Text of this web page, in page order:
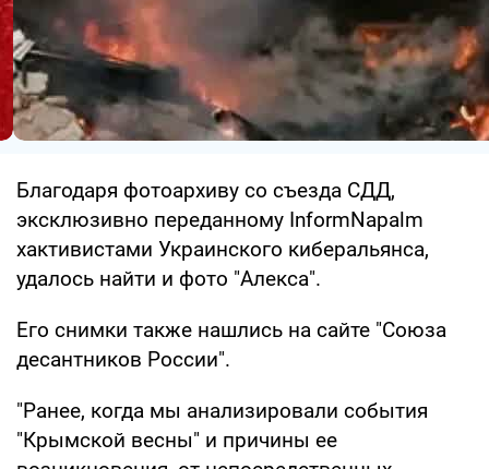
Благодаря фотоархиву со съезда СДД,
эксклюзивно переданному InformNapalm
хактивистами Украинского киберальянса,
удалось найти и фото "Алекса".
Его снимки также нашлись на сайте "Союза
десантников России".
"Ранее, когда мы анализировали события
"Крымской весны" и причины ее